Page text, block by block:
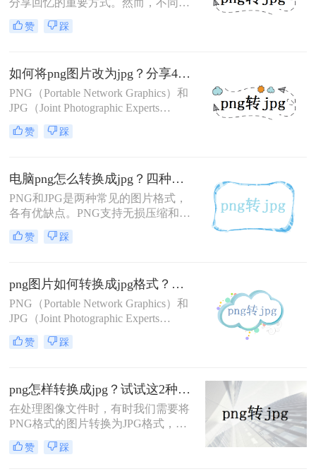
容性或便于网络分享。那么png怎么
转jpg格式呢？下面，我们将介绍几种
简单的方法来实现PNG到JPG的转
设备和软件可能会产生不同格式的照
片文件，如PNG、BMP、TIFF等。在
强等优点而广受欢迎。因此，将照片
转换为JPG格式文件是许多用户常见
的需求。那么如何把照片转为jpg格式
法，帮助您轻松实现照片到JPG格式
赞 踩
如何将png图片改为jpg？分享4个高效的方法！
PNG（Portable Network Graphics）和
JPG（Joint Photographic Experts
Group）是两种常见的图片格式，各
自具有不同的特点和适用场景。PNG
则以其高压缩率和广泛的兼容性在网
页、打印和社交媒体等领域得到广泛
应用。那么如何将png图片改为jpg
为JPG格式的方法。
赞 踩
电脑png怎么转换成jpg？四种转换方法指南！
PNG和JPG是两种常见的图片格式，
各有优缺点。PNG支持无损压缩和透
明背景，但文件体积较大；JPG采用
有损压缩，文件体积小，但画质会有
JPG的方法。
赞 踩
png图片如何转换成jpg格式？教你2招轻松转换方法！
PNG（Portable Network Graphics）和
JPG（Joint Photographic Experts
Group）是两种常见的图片格式，各
有其独特的优势和适用场景。PNG格
的压缩技术和较小的文件体积在存储
和传输方面表现优异。然而，在某些
情况下，我们可能需要将PNG图片转
那么png图片如何转换成jpg格式呢？
赞 踩
png怎样转换成jpg？试试这2种高效转换方法！
在处理图像文件时，有时我们需要将
PNG格式的图片转换为JPG格式，以
满足不同的需求。PNG格式以其无损
压缩和透明度支持著称，非常适合存
赞 踩